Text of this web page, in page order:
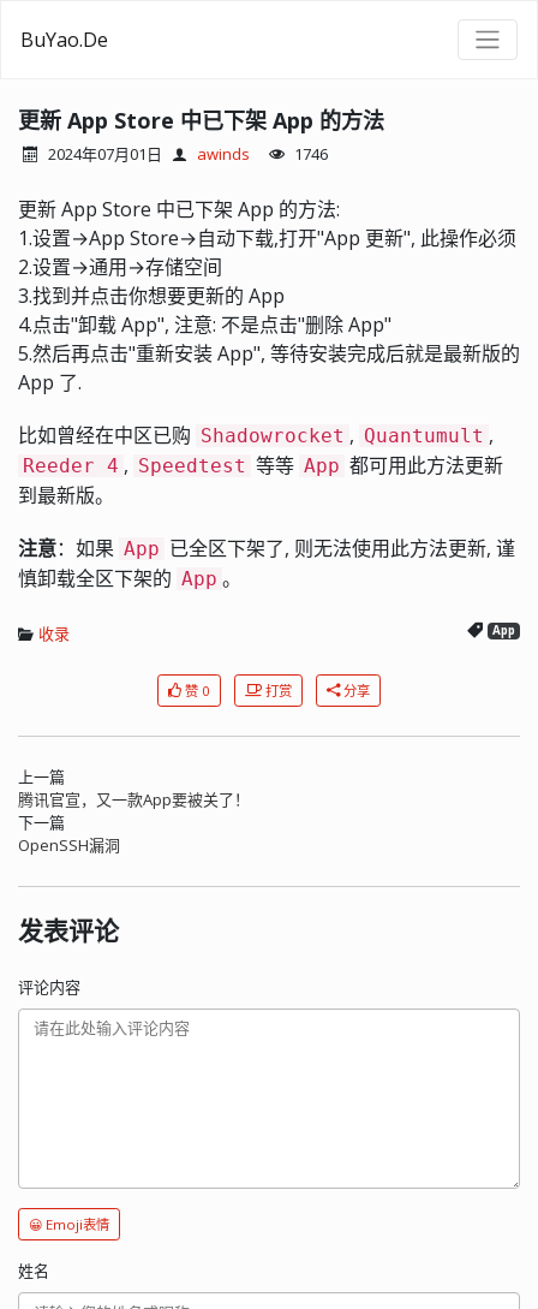
BuYao.De
更新 App Store 中已下架 App 的方法
2024年07月01日 awinds 1746
更新 App Store 中已下架 App 的方法:
1.设置→App Store→自动下载,打开"App 更新", 此操作必须
2.设置→通用→存储空间
3.找到并点击你想要更新的 App
4.点击"卸载 App", 注意: 不是点击"删除 App"
5.然后再点击"重新安装 App", 等待安装完成后就是最新版的
App 了.
比如曾经在中区已购 Shadowrocket , Quantumult ,
Reeder 4 , Speedtest 等等 App 都可用此方法更新
到最新版。
注意：如果 App 已全区下架了, 则无法使用此方法更新, 谨
慎卸载全区下架的 App 。
收录 App
赞 0 打赏 分享
上一篇
腾讯官宣，又一款App要被关了！
下一篇
OpenSSH漏洞
发表评论
评论内容
😀 Emoji表情
姓名